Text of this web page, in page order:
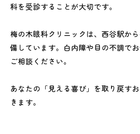
科を受診することが大切です。
梅の木眼科クリニックは、西谷駅か
備しています。白内障や目の不調で
ご相談ください。
あなたの「見える喜び」を取り戻す
きます。